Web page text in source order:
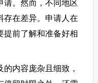
请。然而，不同地区
存在差异。申请人在
提前了解和准备好相
内容庞杂且细致，